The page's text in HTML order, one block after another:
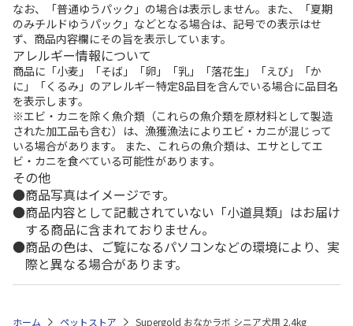
なお、「普通ゆうパック」の場合は表示しません。また、「夏期
のみチルドゆうパック」などとなる場合は、記号での表示はせ
ず、商品内容欄にその旨を表示しています。
アレルギー情報について
商品に「小麦」「そば」「卵」「乳」「落花生」「えび」「か
に」「くるみ」のアレルギー特定8品目を含んでいる場合に品目名
を表示します。
※エビ・カニを除く魚介類（これらの魚介類を原材料として製造
された加工品も含む）は、漁獲漁法によりエビ・カニが混じって
いる場合があります。 また、これらの魚介類は、エサとしてエ
ビ・カニを食べている可能性があります。
その他
商品写真はイメージです。
商品内容として記載されていない「小道具類」はお届け
する商品に含まれておりません。
商品の色は、ご覧になるパソコンなどの環境により、実
際と異なる場合があります。
ホーム ペットストア Supergold おなかラボ シニア犬用 2.4kg